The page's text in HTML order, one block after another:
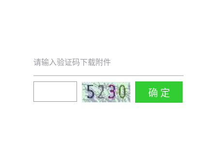
请输入验证码下载附件